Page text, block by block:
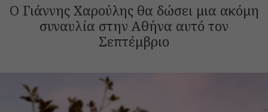
Ο Γιάννης Χαρούλης θα δώσει μια ακόμη
συναυλία στην Αθήνα αυτό τον
Σεπτέμβριο